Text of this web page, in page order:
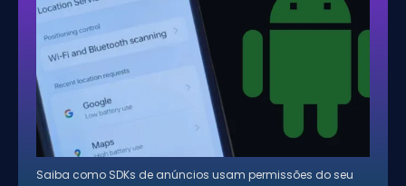
Saiba como SDKs de anúncios usam permissões do seu